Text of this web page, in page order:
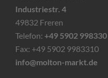
Industriestr. 4
49832 Freren
Telefon: +49 5902 998330
Fax: +49 5902 9983310
info@molton-markt.de